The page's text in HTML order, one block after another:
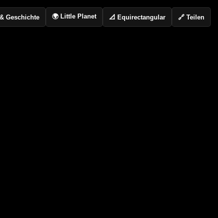
Geschichte 🌍 Little Planet 📐 Equirectangular 🔗 Teilen